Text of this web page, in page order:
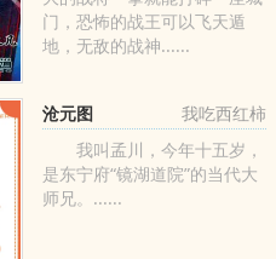
门，恐怖的战王可以飞天遁
地，无敌的战神......
我吃西红柿
沧元图
我叫孟川，今年十五岁，
是东宁府“镜湖道院”的当代大
师兄。......